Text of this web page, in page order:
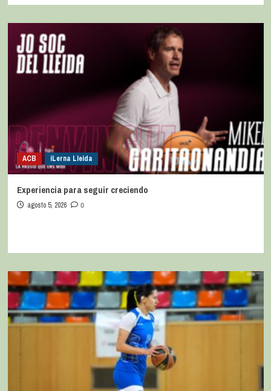
ACB iLerna Lleida
Experiencia para seguir creciendo
agosto 5, 2026 0